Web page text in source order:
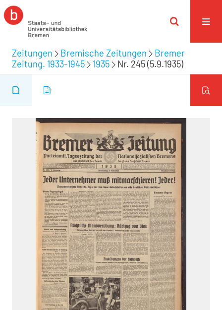
Zeitungen Bremische Zeitungen
Bremer
Zeitung. 1933-1945
1935 Nr. 245 (5.9.1935)